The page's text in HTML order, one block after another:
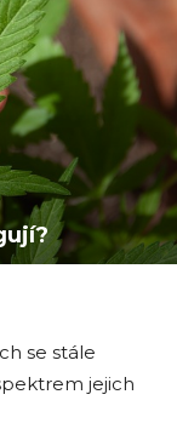
se stále
jejich